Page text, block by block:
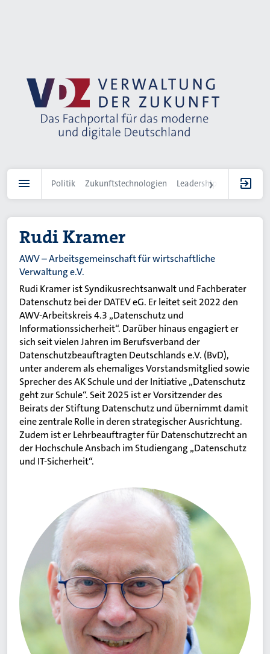
Politik Zukunftstechnologien Leadership IT-
Rudi Kramer
AWV – Arbeitsgemeinschaft für wirtschaftliche
Verwaltung e.V.
Rudi Kramer ist Syndikusrechtsanwalt und Fachberater
Datenschutz bei der DATEV eG. Er leitet seit 2022 den
AWV-Arbeitskreis 4.3 „Datenschutz und
Informationssicherheit“. Darüber hinaus engagiert er
sich seit vielen Jahren im Berufsverband der
Datenschutzbeauftragten Deutschlands e.V. (BvD),
unter anderem als ehemaliges Vorstandsmitglied sowie
Sprecher des AK Schule und der Initiative „Datenschutz
geht zur Schule“. Seit 2025 ist er Vorsitzender des
Beirats der Stiftung Datenschutz und übernimmt damit
eine zentrale Rolle in deren strategischer Ausrichtung.
Zudem ist er Lehrbeauftragter für Datenschutzrecht an
der Hochschule Ansbach im Studiengang „Datenschutz
und IT-Sicherheit“.